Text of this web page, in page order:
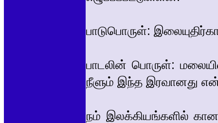
பாடுபொருள்:
பாடலின் பொருள்:
நீளும் இந்த இரவானது
நம் இலக்கியங்களில்